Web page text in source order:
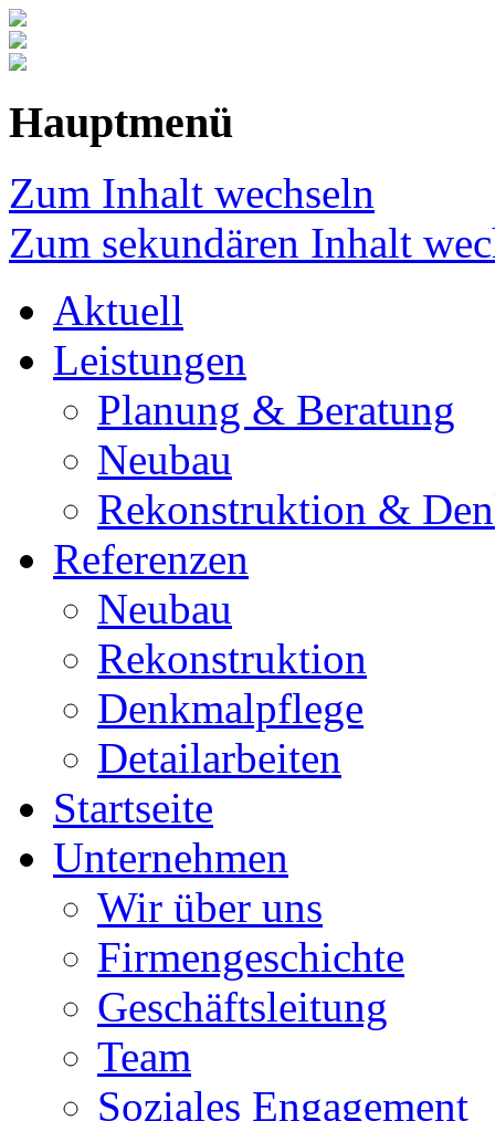
Hauptmenü
Zum Inhalt wechseln
Zum sekundären Inhalt
Aktuell
Leistungen
Planung & Beratung
Neubau
Rekonstruktion &
Referenzen
Neubau
Rekonstruktion
Denkmalpflege
Detailarbeiten
Startseite
Unternehmen
Wir über uns
Firmengeschichte
Geschäftsleitung
Team
Soziales Engagement